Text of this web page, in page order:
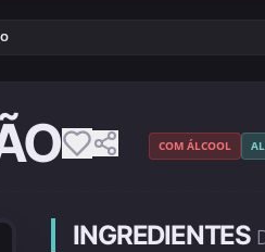
COM ÁLCOOL
INGREDIENTES